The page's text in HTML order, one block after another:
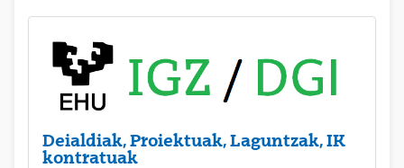
Deialdiak, Proiektuak, Laguntzak, IK
kontratuak